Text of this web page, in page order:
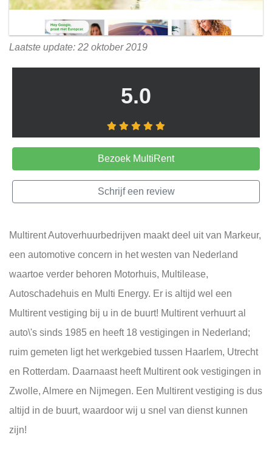
Laatste update: 22 oktober 2019
5.0
Bezoek MultiRent
Schrijf een review
Multirent Autoverhuurbedrijven maakt deel uit van Markeur,
een automotive concern in het westen van Nederland
waartoe verder behoren Motorhuis, Multilease,
Autoschadehuis en Multi Energy. Er is altijd wel een
Multirent vestiging bij u in de buurt! Multirent verhuurt al
auto\'s sinds 1985 en heeft 18 vestigingen in Nederland;
ruim gemeten ligt het werkgebied tussen Haarlem, Utrecht
en Rotterdam. Daarnaast heeft Multirent ook vestigingen in
Zwolle, Almere en Nijmegen. Een Multirent vestiging is dus
altijd in de buurt, waardoor wij u snel van dienst kunnen
zijn!